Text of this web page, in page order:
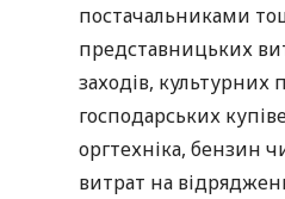
постачальниками
представницьких
заходів, культурних
господарських
оргтехніка, бензин
витрат на